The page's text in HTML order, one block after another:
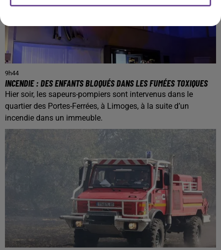
9h44
INCENDIE : DES ENFANTS BLOQUÉS DANS LES FUMÉES TOXIQUES
Hier soir, les sapeurs-pompiers sont intervenus dans le
quartier des Portes-Ferrées, à Limoges, à la suite d’un
incendie dans un immeuble.